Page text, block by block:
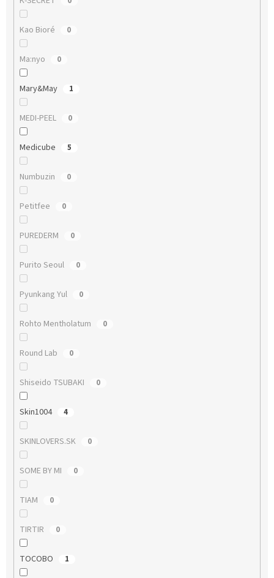
Kao Bioré 0
Ma:nyo 0
Mary&May 1
MEDI-PEEL 0
Medicube 5
Numbuzin 0
Petitfee 0
PUREDERM 0
Purito Seoul 0
Pyunkang Yul 0
Rohto Mentholatum 0
Round Lab 0
Shiseido TSUBAKI 0
Skin1004 4
SKINLOVERS.SK 0
SOME BY MI 0
TIAM 0
TIRTIR 0
TOCOBO 1